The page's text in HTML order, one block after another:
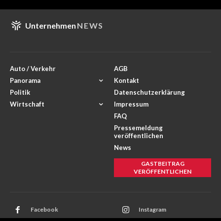
Unternehmen NEWS
Auto / Verkehr
Panorama
Politik
Wirtschaft
AGB
Kontakt
Datenschutzerklärung
Impressum
FAQ
Pressemeldung
veröffentlichen
News
GASTBEITRAG
VERÖFFENTLICHEN
Facebook Instagram